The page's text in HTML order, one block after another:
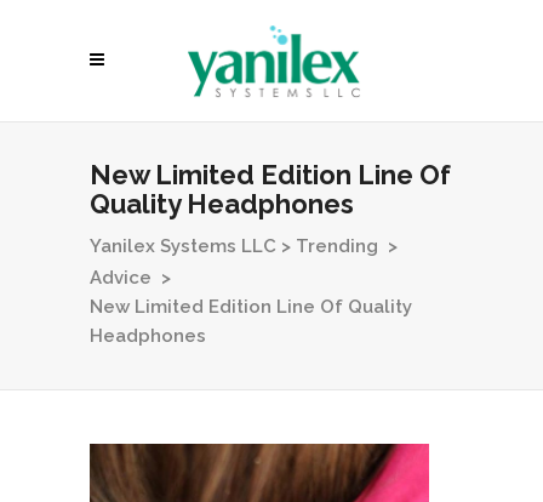
New Limited Edition Line Of
Quality Headphones
Yanilex Systems LLC > Trending >
Advice >
New Limited Edition Line Of Quality
Headphones